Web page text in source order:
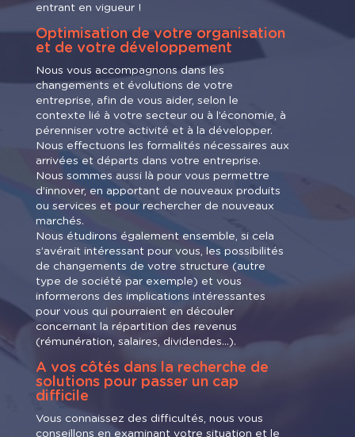
entrant en vigueur !
Optimisation de votre organisation
et de votre développement
Nous vous accompagnons dans les
changements et évolutions de votre
entreprise, afin de vous aider, selon le
contexte lié à votre secteur ou à l’économie, à
pérenniser votre activité et à la développer.
Nous effectuons les formalités nécessaires aux
arrivées et départs dans votre entreprise.
Nous sommes aussi là pour vous permettre
d’innover, en apportant de nouveaux produits
ou services et pour rechercher de nouveaux
marchés.
Nous étudirons également ensemble, si cela
s’avérait intéressant pour vous, les possibilités
de changements de votre structure (autre
type de société par exemple) et vous
informerons des implications intéressantes
pour vous qui pourraient en découler
concernant la répartition des revenus
(rémunération, salaires, dividendes…).
A vos côtés dans la recherche de
solutions pour passer un cap
difficile
Vous connaissez des difficultés, nous vous
conseillons en examinant votre situation et le